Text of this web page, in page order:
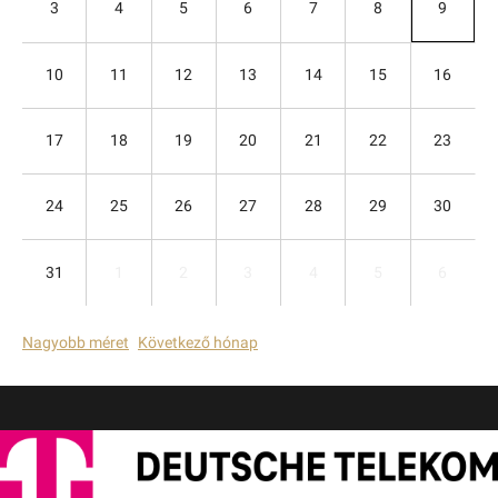
3 4 5 6 7 8 9
10 11 12 13 14 15 16
17 18 19 20 21 22 23
24 25 26 27 28 29 30
31
Nagyobb méret Következő hónap